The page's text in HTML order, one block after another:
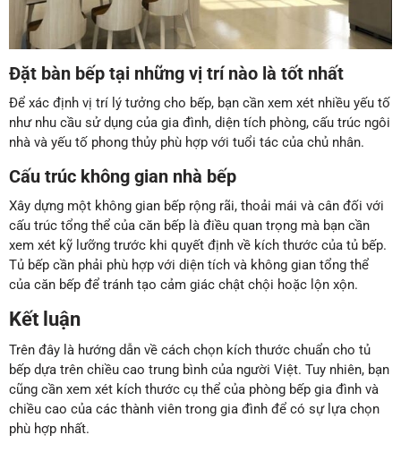
Đặt bàn bếp tại những vị trí nào là tốt nhất
Để xác định vị trí lý tưởng cho bếp, bạn cần xem xét nhiều yếu tố
như nhu cầu sử dụng của gia đình, diện tích phòng, cấu trúc ngôi
nhà và yếu tố phong thủy phù hợp với tuổi tác của chủ nhân.
Cấu trúc không gian nhà bếp
Xây dựng một không gian bếp rộng rãi, thoải mái và cân đối với
cấu trúc tổng thể của căn bếp là điều quan trọng mà bạn cần
xem xét kỹ lưỡng trước khi quyết định về kích thước của tủ bếp.
Tủ bếp cần phải phù hợp với diện tích và không gian tổng thể
của căn bếp để tránh tạo cảm giác chật chội hoặc lộn xộn.
Kết luận
Trên đây là hướng dẫn về cách chọn kích thước chuẩn cho tủ
bếp dựa trên chiều cao trung bình của người Việt. Tuy nhiên, bạn
cũng cần xem xét kích thước cụ thể của phòng bếp gia đình và
chiều cao của các thành viên trong gia đình để có sự lựa chọn
phù hợp nhất.